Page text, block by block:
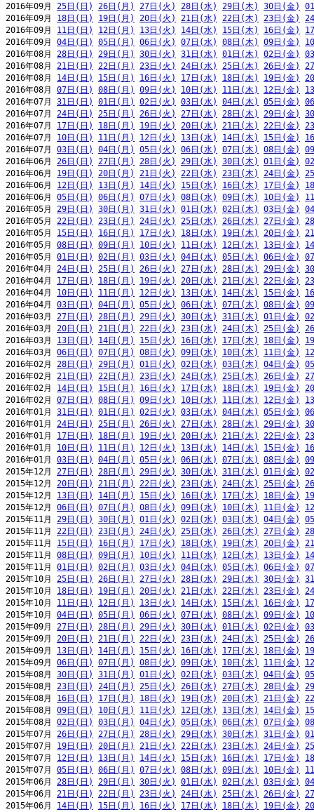
2016年09月 25日(日) 26日(月) 27日(火) 28日(水) 29日(木) 30日(金)
2016年09月 18日(日) 19日(月) 20日(火) 21日(水) 22日(木) 23日(金)
2016年09月 11日(日) 12日(月) 13日(火) 14日(水) 15日(木) 16日(金)
2016年09月 04日(日) 05日(月) 06日(火) 07日(水) 08日(木) 09日(金)
2016年08月 28日(日) 29日(月) 30日(火) 31日(水) 01日(木) 02日(金)
2016年08月 21日(日) 22日(月) 23日(火) 24日(水) 25日(木) 26日(金)
2016年08月 14日(日) 15日(月) 16日(火) 17日(水) 18日(木) 19日(金)
2016年08月 07日(日) 08日(月) 09日(火) 10日(水) 11日(木) 12日(金)
2016年07月 31日(日) 01日(月) 02日(火) 03日(水) 04日(木) 05日(金)
2016年07月 24日(日) 25日(月) 26日(火) 27日(水) 28日(木) 29日(金)
2016年07月 17日(日) 18日(月) 19日(火) 20日(水) 21日(木) 22日(金)
2016年07月 10日(日) 11日(月) 12日(火) 13日(水) 14日(木) 15日(金)
2016年07月 03日(日) 04日(月) 05日(火) 06日(水) 07日(木) 08日(金)
2016年06月 26日(日) 27日(月) 28日(火) 29日(水) 30日(木) 01日(金)
2016年06月 19日(日) 20日(月) 21日(火) 22日(水) 23日(木) 24日(金)
2016年06月 12日(日) 13日(月) 14日(火) 15日(水) 16日(木) 17日(金)
2016年06月 05日(日) 06日(月) 07日(火) 08日(水) 09日(木) 10日(金)
2016年05月 29日(日) 30日(月) 31日(火) 01日(水) 02日(木) 03日(金)
2016年05月 22日(日) 23日(月) 24日(火) 25日(水) 26日(木) 27日(金)
2016年05月 15日(日) 16日(月) 17日(火) 18日(水) 19日(木) 20日(金)
2016年05月 08日(日) 09日(月) 10日(火) 11日(水) 12日(木) 13日(金)
2016年05月 01日(日) 02日(月) 03日(火) 04日(水) 05日(木) 06日(金)
2016年04月 24日(日) 25日(月) 26日(火) 27日(水) 28日(木) 29日(金)
2016年04月 17日(日) 18日(月) 19日(火) 20日(水) 21日(木) 22日(金)
2016年04月 10日(日) 11日(月) 12日(火) 13日(水) 14日(木) 15日(金)
2016年04月 03日(日) 04日(月) 05日(火) 06日(水) 07日(木) 08日(金)
2016年03月 27日(日) 28日(月) 29日(火) 30日(水) 31日(木) 01日(金)
2016年03月 20日(日) 21日(月) 22日(火) 23日(水) 24日(木) 25日(金)
2016年03月 13日(日) 14日(月) 15日(火) 16日(水) 17日(木) 18日(金)
2016年03月 06日(日) 07日(月) 08日(火) 09日(水) 10日(木) 11日(金)
2016年02月 28日(日) 29日(月) 01日(火) 02日(水) 03日(木) 04日(金)
2016年02月 21日(日) 22日(月) 23日(火) 24日(水) 25日(木) 26日(金)
2016年02月 14日(日) 15日(月) 16日(火) 17日(水) 18日(木) 19日(金)
2016年02月 07日(日) 08日(月) 09日(火) 10日(水) 11日(木) 12日(金)
2016年01月 31日(日) 01日(月) 02日(火) 03日(水) 04日(木) 05日(金)
2016年01月 24日(日) 25日(月) 26日(火) 27日(水) 28日(木) 29日(金)
2016年01月 17日(日) 18日(月) 19日(火) 20日(水) 21日(木) 22日(金)
2016年01月 10日(日) 11日(月) 12日(火) 13日(水) 14日(木) 15日(金)
2016年01月 03日(日) 04日(月) 05日(火) 06日(水) 07日(木) 08日(金)
2015年12月 27日(日) 28日(月) 29日(火) 30日(水) 31日(木) 01日(金)
2015年12月 20日(日) 21日(月) 22日(火) 23日(水) 24日(木) 25日(金)
2015年12月 13日(日) 14日(月) 15日(火) 16日(水) 17日(木) 18日(金)
2015年12月 06日(日) 07日(月) 08日(火) 09日(水) 10日(木) 11日(金)
2015年11月 29日(日) 30日(月) 01日(火) 02日(水) 03日(木) 04日(金)
2015年11月 22日(日) 23日(月) 24日(火) 25日(水) 26日(木) 27日(金)
2015年11月 15日(日) 16日(月) 17日(火) 18日(水) 19日(木) 20日(金)
2015年11月 08日(日) 09日(月) 10日(火) 11日(水) 12日(木) 13日(金)
2015年11月 01日(日) 02日(月) 03日(火) 04日(水) 05日(木) 06日(金)
2015年10月 25日(日) 26日(月) 27日(火) 28日(水) 29日(木) 30日(金)
2015年10月 18日(日) 19日(月) 20日(火) 21日(水) 22日(木) 23日(金)
2015年10月 11日(日) 12日(月) 13日(火) 14日(水) 15日(木) 16日(金)
2015年10月 04日(日) 05日(月) 06日(火) 07日(水) 08日(木) 09日(金)
2015年09月 27日(日) 28日(月) 29日(火) 30日(水) 01日(木) 02日(金)
2015年09月 20日(日) 21日(月) 22日(火) 23日(水) 24日(木) 25日(金)
2015年09月 13日(日) 14日(月) 15日(火) 16日(水) 17日(木) 18日(金)
2015年09月 06日(日) 07日(月) 08日(火) 09日(水) 10日(木) 11日(金)
2015年08月 30日(日) 31日(月) 01日(火) 02日(水) 03日(木) 04日(金)
2015年08月 23日(日) 24日(月) 25日(火) 26日(水) 27日(木) 28日(金)
2015年08月 16日(日) 17日(月) 18日(火) 19日(水) 20日(木) 21日(金)
2015年08月 09日(日) 10日(月) 11日(火) 12日(水) 13日(木) 14日(金)
2015年08月 02日(日) 03日(月) 04日(火) 05日(水) 06日(木) 07日(金)
2015年07月 26日(日) 27日(月) 28日(火) 29日(水) 30日(木) 31日(金)
2015年07月 19日(日) 20日(月) 21日(火) 22日(水) 23日(木) 24日(金)
2015年07月 12日(日) 13日(月) 14日(火) 15日(水) 16日(木) 17日(金)
2015年07月 05日(日) 06日(月) 07日(火) 08日(水) 09日(木) 10日(金)
2015年06月 28日(日) 29日(月) 30日(火) 01日(水) 02日(木) 03日(金)
2015年06月 21日(日) 22日(月) 23日(火) 24日(水) 25日(木) 26日(金)
2015年06月 14日(日) 15日(月) 16日(火) 17日(水) 18日(木) 19日(金)